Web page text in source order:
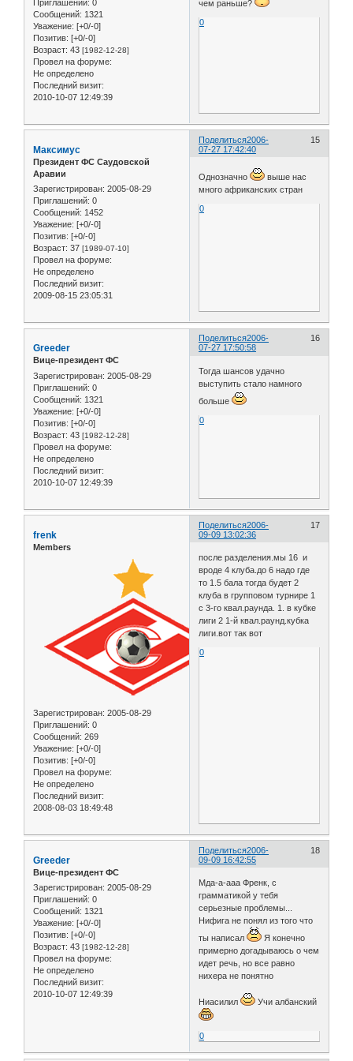
Приглашений: 0
Сообщений: 1321
Уважение: [+0/-0]
Позитив: [+0/-0]
Возраст: 43 [1982-12-28]
Провел на форуме:
Не определено
Последний визит:
2010-10-07 12:49:39
чем раньше?
0
Поделиться 15
2006-
07-27 17:42:40
Максимус
Президент ФС Саудовской
Аравии
Зарегистрирован: 2005-08-29
Приглашений: 0
Сообщений: 1452
Уважение: [+0/-0]
Позитив: [+0/-0]
Возраст: 37 [1989-07-10]
Провел на форуме:
Не определено
Последний визит:
2009-08-15 23:05:31
Однозначно
выше нас
много африканских стран
0
Поделиться 16
2006-
07-27 17:50:58
Greeder
Вице-президент ФС
Зарегистрирован: 2005-08-29
Приглашений: 0
Сообщений: 1321
Уважение: [+0/-0]
Позитив: [+0/-0]
Возраст: 43 [1982-12-28]
Провел на форуме:
Не определено
Последний визит:
2010-10-07 12:49:39
Тогда шансов удачно
выступить стало намного
больше
0
Поделиться 17
2006-
09-09 13:02:36
frenk
Members
Зарегистрирован: 2005-08-29
Приглашений: 0
Сообщений: 269
Уважение: [+0/-0]
Позитив: [+0/-0]
Провел на форуме:
Не определено
Последний визит:
2008-08-03 18:49:48
после разделения.мы 16 и
вроде 4 клуба.до 6 надо где
то 1.5 бала тогда будет 2
клуба в групповом турнире 1
с 3-го квал.раунда. 1. в кубке
лиги 2 1-й квал.раунд.кубка
лиги.вот так вот
0
Поделиться 18
2006-
09-09 16:42:55
Greeder
Вице-президент ФС
Зарегистрирован: 2005-08-29
Приглашений: 0
Сообщений: 1321
Уважение: [+0/-0]
Позитив: [+0/-0]
Возраст: 43 [1982-12-28]
Провел на форуме:
Не определено
Последний визит:
2010-10-07 12:49:39
Мда-а-ааа Френк, с
грамматикой у тебя
серьезные проблемы...
Нифига не понял из того что
ты написал
Я конечно
примерно догадываюсь о чем
идет речь, но все равно
нихера не понятно
Ниасилил Учи албанский
0